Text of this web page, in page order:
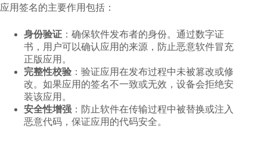
应用签名的主要作用包括：
身份验证 ：确保软件发布者的身份。通过数字证
书，用户可以确认应用的来源，防止恶意软件冒充
正版应用。
完整性校验 ：验证应用在发布过程中未被篡改或修
改。如果应用的签名不一致或无效，设备会拒绝安
装该应用。
安全性增强 ：防止软件在传输过程中被替换或注入
恶意代码，保证应用的代码安全。